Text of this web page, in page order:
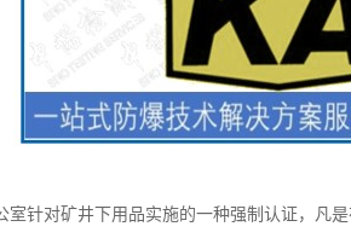
针对矿井下用品实施的一种强制认证，凡